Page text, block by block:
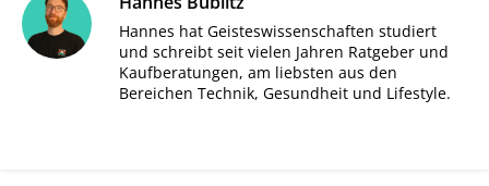
Hannes hat Geisteswissenschaften studiert
und schreibt seit vielen Jahren Ratgeber und
Kaufberatungen, am liebsten aus den
Bereichen Technik, Gesundheit und Lifestyle.